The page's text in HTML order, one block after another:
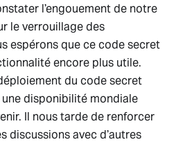
l’engouement de notre
le verrouillage des
espérons que ce code secret
encore plus utile.
du code secret
une disponibilité mondiale
Il nous tarde de renforcer
discussions avec d’autres